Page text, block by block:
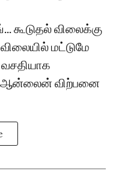
கூடுதல் விலைக்கு
மட்டுமே
ஆன்லைன் விற்பனை